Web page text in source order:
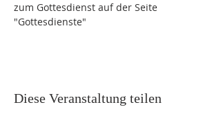
zum Gottesdienst auf der Seite
"Gottesdienste"
Diese Veranstaltung teilen